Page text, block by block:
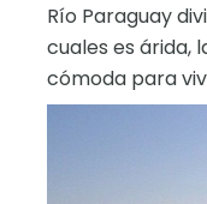
Río Paraguay
cuales es árida,
cómoda para